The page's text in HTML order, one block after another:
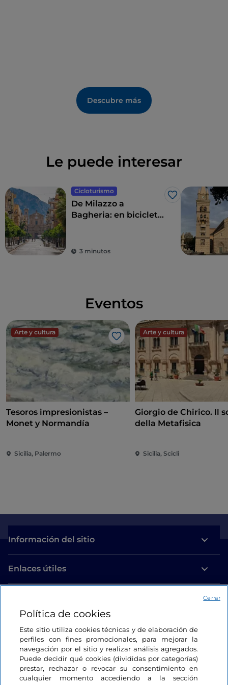
Descubre más
Le puede interesar
Cicloturismo
Me gusta
De Milazzo a
Bagheria: en bicicleta
3 minutos
Eventos
Arte y cultura
Me gusta
Tesoros impresionistas –
Monet y Normandía
Sicilia, Palermo
Arte y cultura
Giorgio de Chirico. Il
della Metafisica
Sicilia, Scicli
Información del sitio
Enlaces útiles
Estamos en contacto
Política de cookies
Este sitio utiliza cookies técnicas y de elaboración de
perfiles con fines promocionales, para mejorar la
navegación por el sitio y realizar análisis agregados.
Puede decidir qué cookies (divididas por categorías)
prestar, rechazar o revocar su consentimiento en
cualquier momento accediendo a la sección
Cerrar